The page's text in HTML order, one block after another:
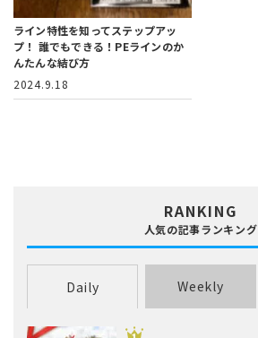
ライン特性を知ってステップアッ
プ！ 誰でもできる！PEラインのか
んたんな結び方
2024.9.18
RANKING
人気の記事ランキング
Daily Weekly